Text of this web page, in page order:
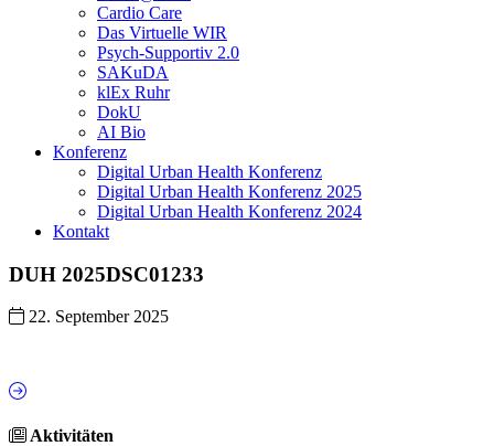
Cardio Care
Das Virtuelle WIR
Psych-Supportiv 2.0
SAKuDA
klEx Ruhr
DokU
AI Bio
Konferenz
Digital Urban Health Konferenz
Digital Urban Health Konferenz 2025
Digital Urban Health Konferenz 2024
Kontakt
DUH 2025DSC01233
22. September 2025
Aktivitäten